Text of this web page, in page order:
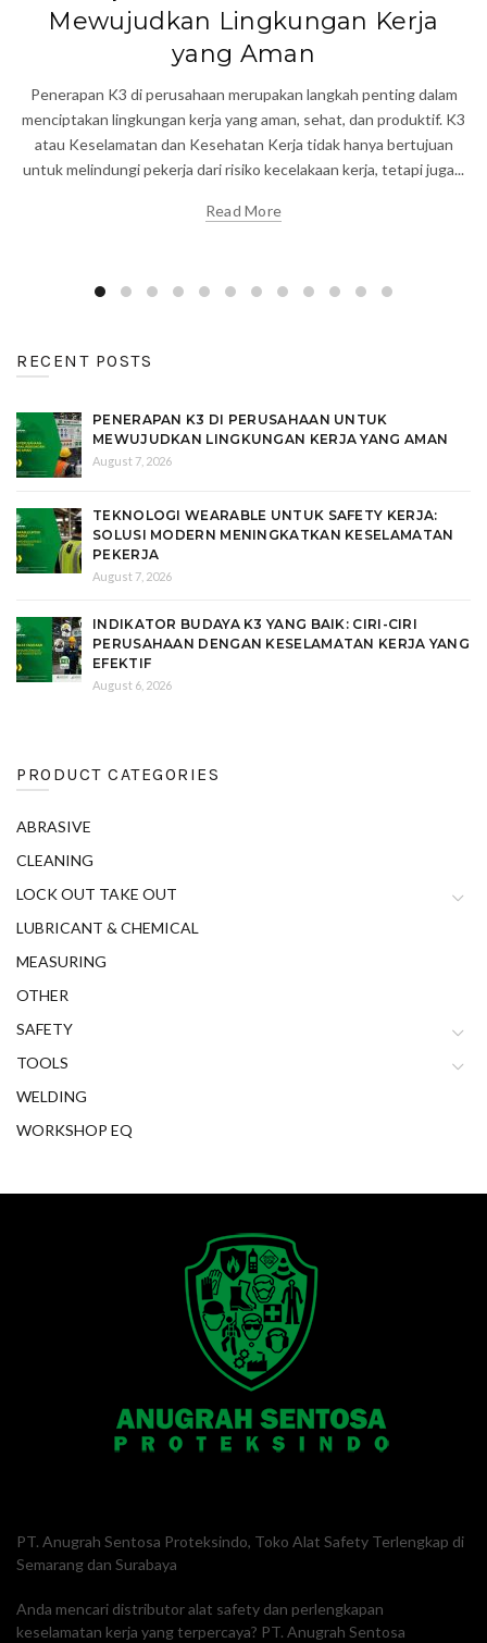
Mewujudkan Lingkungan Kerja
yang Aman
Penerapan K3 di perusahaan merupakan langkah penting dalam
menciptakan lingkungan kerja yang aman, sehat, dan produktif. K3
atau Keselamatan dan Kesehatan Kerja tidak hanya bertujuan
untuk melindungi pekerja dari risiko kecelakaan kerja, tetapi juga...
Read More
RECENT POSTS
PENERAPAN K3 DI PERUSAHAAN UNTUK
MEWUJUDKAN LINGKUNGAN KERJA YANG AMAN
August 7, 2026
TEKNOLOGI WEARABLE UNTUK SAFETY KERJA:
SOLUSI MODERN MENINGKATKAN KESELAMATAN
PEKERJA
August 7, 2026
INDIKATOR BUDAYA K3 YANG BAIK: CIRI-CIRI
PERUSAHAAN DENGAN KESELAMATAN KERJA YANG
EFEKTIF
August 6, 2026
PRODUCT CATEGORIES
ABRASIVE
CLEANING
LOCK OUT TAKE OUT
LUBRICANT & CHEMICAL
MEASURING
OTHER
SAFETY
TOOLS
WELDING
WORKSHOP EQ
PT. Anugrah Sentosa Proteksindo, Toko Alat Safety Terlengkap di
Semarang dan Surabaya
Anda mencari distributor alat safety dan perlengkapan
keselamatan kerja yang terpercaya? PT. Anugrah Sentosa